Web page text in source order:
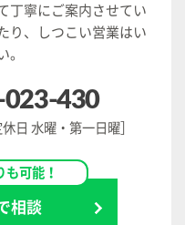
丁寧にご案内させてい
り、しつこい営業はい
。
430
日 水曜・第一日曜］
も可能！
相談